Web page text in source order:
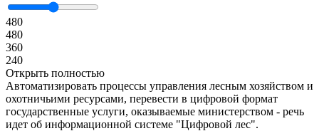
480
480
360
240
Открыть полностью
Автоматизировать процессы управления лесным хозяйством и
охотничьими ресурсами, перевести в цифровой формат
государственные услуги, оказываемые министерством - речь
идет об информационной системе "Цифровой лес".